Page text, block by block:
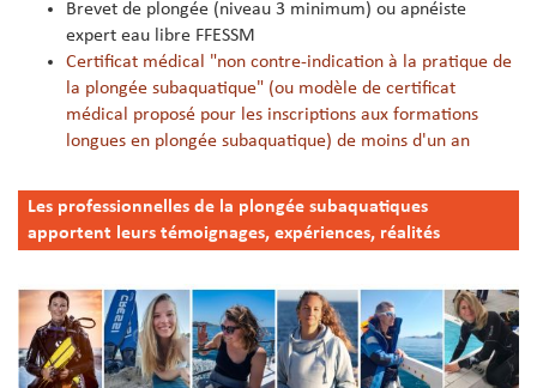
Brevet de plongée (niveau 3 minimum) ou apnéiste
expert eau libre FFESSM
Certificat médical "non contre-indication à la pratique de
la plongée subaquatique" (ou modèle de certificat
médical proposé pour les inscriptions aux formations
longues en plongée subaquatique) de moins d'un an
Les professionnelles de la plongée subaquatiques
apportent leurs témoignages, expériences, réalités